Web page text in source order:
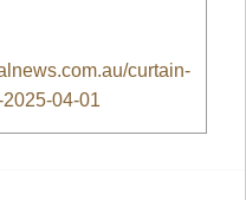
curtain-
04-01